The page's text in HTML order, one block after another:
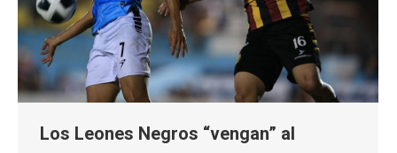
Los Leones Negros “vengan” al